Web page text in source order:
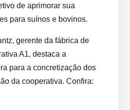
de aprimorar sua
para suínos e bovinos.
gerente da fábrica de
A1, destaca a
para a concretização dos
da cooperativa. Confira: